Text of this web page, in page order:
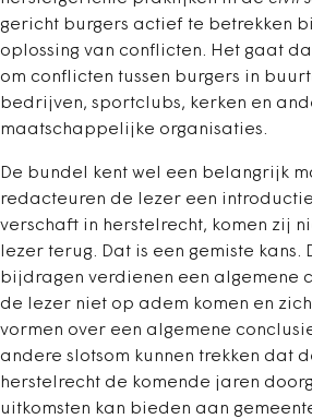
gericht burgers actief te betrekken
oplossing van conflicten. Het gaat
om conflicten tussen burgers in
bedrijven, sportclubs, kerken en
maatschappelijke organisaties.
De bundel kent wel een belangrijk
redacteuren de lezer een
verschaft in herstelrecht, komen zij
lezer terug. Dat is een gemiste
bijdragen verdienen een algemene
de lezer niet op adem komen en
vormen over een algemene
andere slotsom kunnen trekken dat
herstelrecht de komende jaren
uitkomsten kan bieden aan